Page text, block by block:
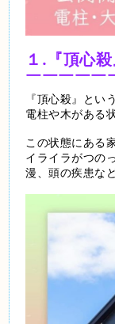
１.『頂心
￣￣￣￣￣
『頂心殺』とい
電柱や木がある
この状態にある
イライラがつの
漫、頭の疾患な